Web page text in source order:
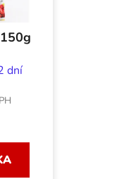
dní